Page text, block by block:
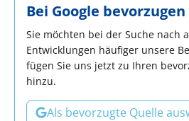
Bei Google bevorzugen
Sie möchten bei der Suche nach
Entwicklungen häufiger unsere
fügen Sie uns jetzt zu Ihren
hinzu.
Als bevorzugte Quelle